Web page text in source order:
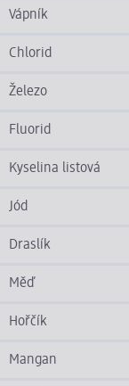
Vápník
Chlorid
Železo
Fluorid
Kyselina listová
Jód
Draslík
Měď
Hořčík
Mangan